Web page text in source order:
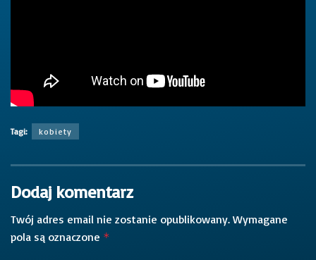
Tagi: kobiety
Dodaj komentarz
Twój adres email nie zostanie opublikowany. Wymagane
pola są oznaczone *